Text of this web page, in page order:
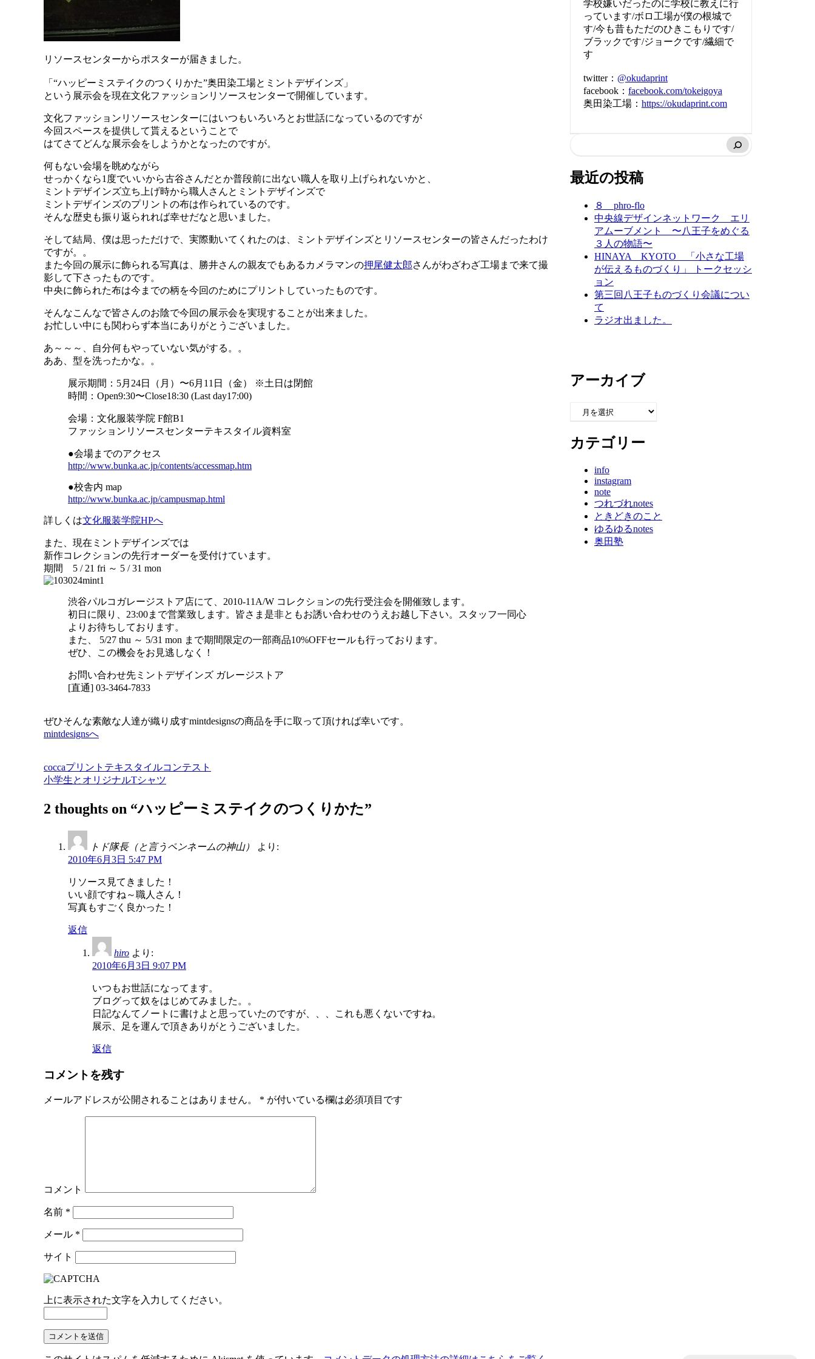
リソースセンターからポスターが届きました。
「“ハッピーミステイクのつくりかた”奥田染工場とミントデザインズ」
という展示会を現在文化ファッションリソースセンターで開催しています。
文化ファッションリソースセンターにはいつもいろいろとお世話になっているのですが
今回スペースを提供して貰えるということで
はてさてどんな展示会をしようかとなったのですが。
何もない会場を眺めながら
せっかくなら1度でいいから古谷さんだとか普段前に出ない職人を取り上げられないかと、
ミントデザインズ立ち上げ時から職人さんとミントデザインズで
ミントデザインズのプリントの布は作られているのです。
そんな歴史も振り返られれば幸せだなと思いました。
そして結局、僕は思っただけで、実際動いてくれたのは、ミントデザインズとリソースセンターの皆さんだったわけ
ですが。。
また今回の展示に飾られる写真は、勝井さんの親友でもあるカメラマンの押尾健太郎さんがわざわざ工場まで来て撮
影して下さったものです。
中央に飾られた布は今までの柄を今回のためにプリントしていったものです。
そんなこんなで皆さんのお陰で今回の展示会を実現することが出来ました。
お忙しい中にも関わらず本当にありがとうございました。
あ～～～、自分何もやっていない気がする。。
ああ、型を洗ったかな。。
展示期間：5月24日（月）〜6月11日（金） ※土日は閉館
時間：Open9:30〜Close18:30 (Last day17:00)
会場：文化服装学院 F館B1
ファッションリソースセンターテキスタイル資料室
●会場までのアクセス
http://www.bunka.ac.jp/contents/accessmap.htm
●校舎内 map
http://www.bunka.ac.jp/campusmap.html
詳しくは文化服装学院HPへ
また、現在ミントデザインズでは
新作コレクションの先行オーダーを受付けています。
期間 5 / 21 fri ～ 5 / 31 mon
渋谷パルコガレージストア店にて、2010-11A/W コレクションの先行受注会を開催致します。
初日に限り、23:00まで営業致します。皆さま是非ともお誘い合わせのうえお越し下さい。スタッフ一同心
よりお待ちしております。
また、 5/27 thu ～ 5/31 mon まで期間限定の一部商品10%OFFセールも行っております。
ぜひ、この機会をお見逃しなく！
お問い合わせ先ミントデザインズ ガレージストア
[直通] 03-3464-7833
ぜひそんな素敵な人達が織り成すmintdesignsの商品を手に取って頂ければ幸いです。
mintdesignsへ
投
稿
ナ
coccaプリントテキスタイルコンテスト
小学生とオリジナルTシャツ
2 thoughts on “ハッピーミステイクのつくりかた”
トド隊長（と言うペンネームの神山）
より:
2010年6月3日 5:47 PM
リソース見てきました！
いい顔ですね～職人さん！
写真もすごく良かった！
返信
hiro より:
2010年6月3日 9:07 PM
いつもお世話になってます。
ブログって奴をはじめてみました。。
日記なんてノートに書けよと思っていたのですが、、、これも悪くないですね。
展示、足を運んで頂きありがとうございました。
返信
コメントを残す
メールアドレスが公開されることはありません。 * が付いている欄は必須項目です
コメント
名前 *
メール *
サイト
上に表示された文字を入力してください。
学校嫌いだったのに学校に教えに行
っています/ボロ工場が僕の根城で
す/今も昔もただのひきこもりです/
ブラックです/ジョークです/繊細で
す
twitter： @okudaprint
facebook： facebook.com/tokeigoya
奥田染工場： https://okudaprint.com
最近の投稿
８ phro-flo
中央線デザインネットワーク エリ
アムーブメント 〜八王子をめぐる
３人の物語〜
HINAYA KYOTO 「小さな工場
が伝えるものづくり」 トークセッシ
ョン
第三回八王子ものづくり会議につい
て
ラジオ出ました。
アーカイブ
ー
イ
カテゴリー
info
instagram
note
つれづれnotes
ときどきのこと
ゆるゆるnotes
奥田塾